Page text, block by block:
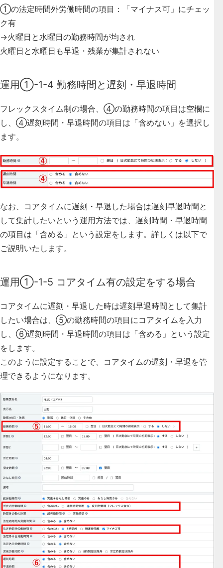
①の法定時間外労働時間の項目：「マイナス可」にチェッ
ク有
→火曜日と水曜日の勤務時間が均され
火曜日と水曜日も早退・残業が集計されない
運用①-1-4 勤務時間と遅刻・早退時間
フレックスタイム制の場合、 ④の勤務時間の項目は空欄に
し、 ④遅刻時間・早退時間の項目は「含めない」 を選択し
ます。
なお、コアタイムに遅刻・早退した場合は遅刻早退時間と
して集計したいという運用方法では、遅刻時間・早退時間
の項目は「含める」という設定をします。詳しくは以下で
ご説明いたします。
運用①-1-5 コアタイム有の設定をする場合
コアタイムに遅刻・早退した時は遅刻早退時間として集計
したい場合は、 ⑤の勤務時間の項目にコアタイムを入力
し、 ⑥遅刻時間・早退時間の項目は「含める」 という設定
をします。
このように設定することで、コアタイムの遅刻・早退を管
理できるようになります。